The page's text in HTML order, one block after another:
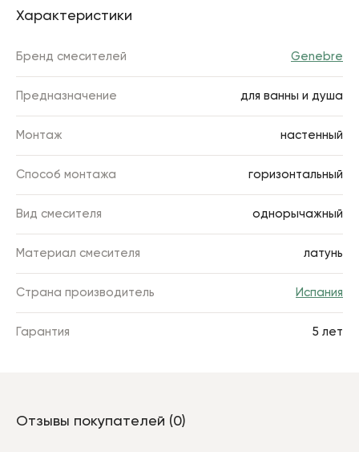
Характеристики
Бренд смесителей Genebre
Предназначение для ванны и душа
Монтаж настенный
Способ монтажа горизонтальный
Вид смесителя однорычажный
Материал смесителя латунь
Страна производитель Испания
Гарантия 5 лет
Отзывы покупателей (0)